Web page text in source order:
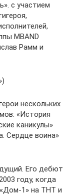
с участием
MBAND
Рамм и
нескольких
«История
каникулы»
Сердце воина»
Его дебют
году, когда
1» на ТНТ и